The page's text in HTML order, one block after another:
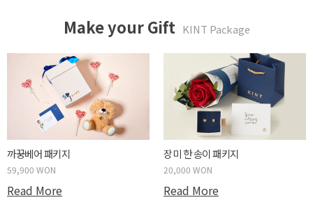
Make your Gift KINT Package
까꿍베어 패키지
59,900 WON
Read More
장미 한 송이 패키지
20,000 WON
Read More